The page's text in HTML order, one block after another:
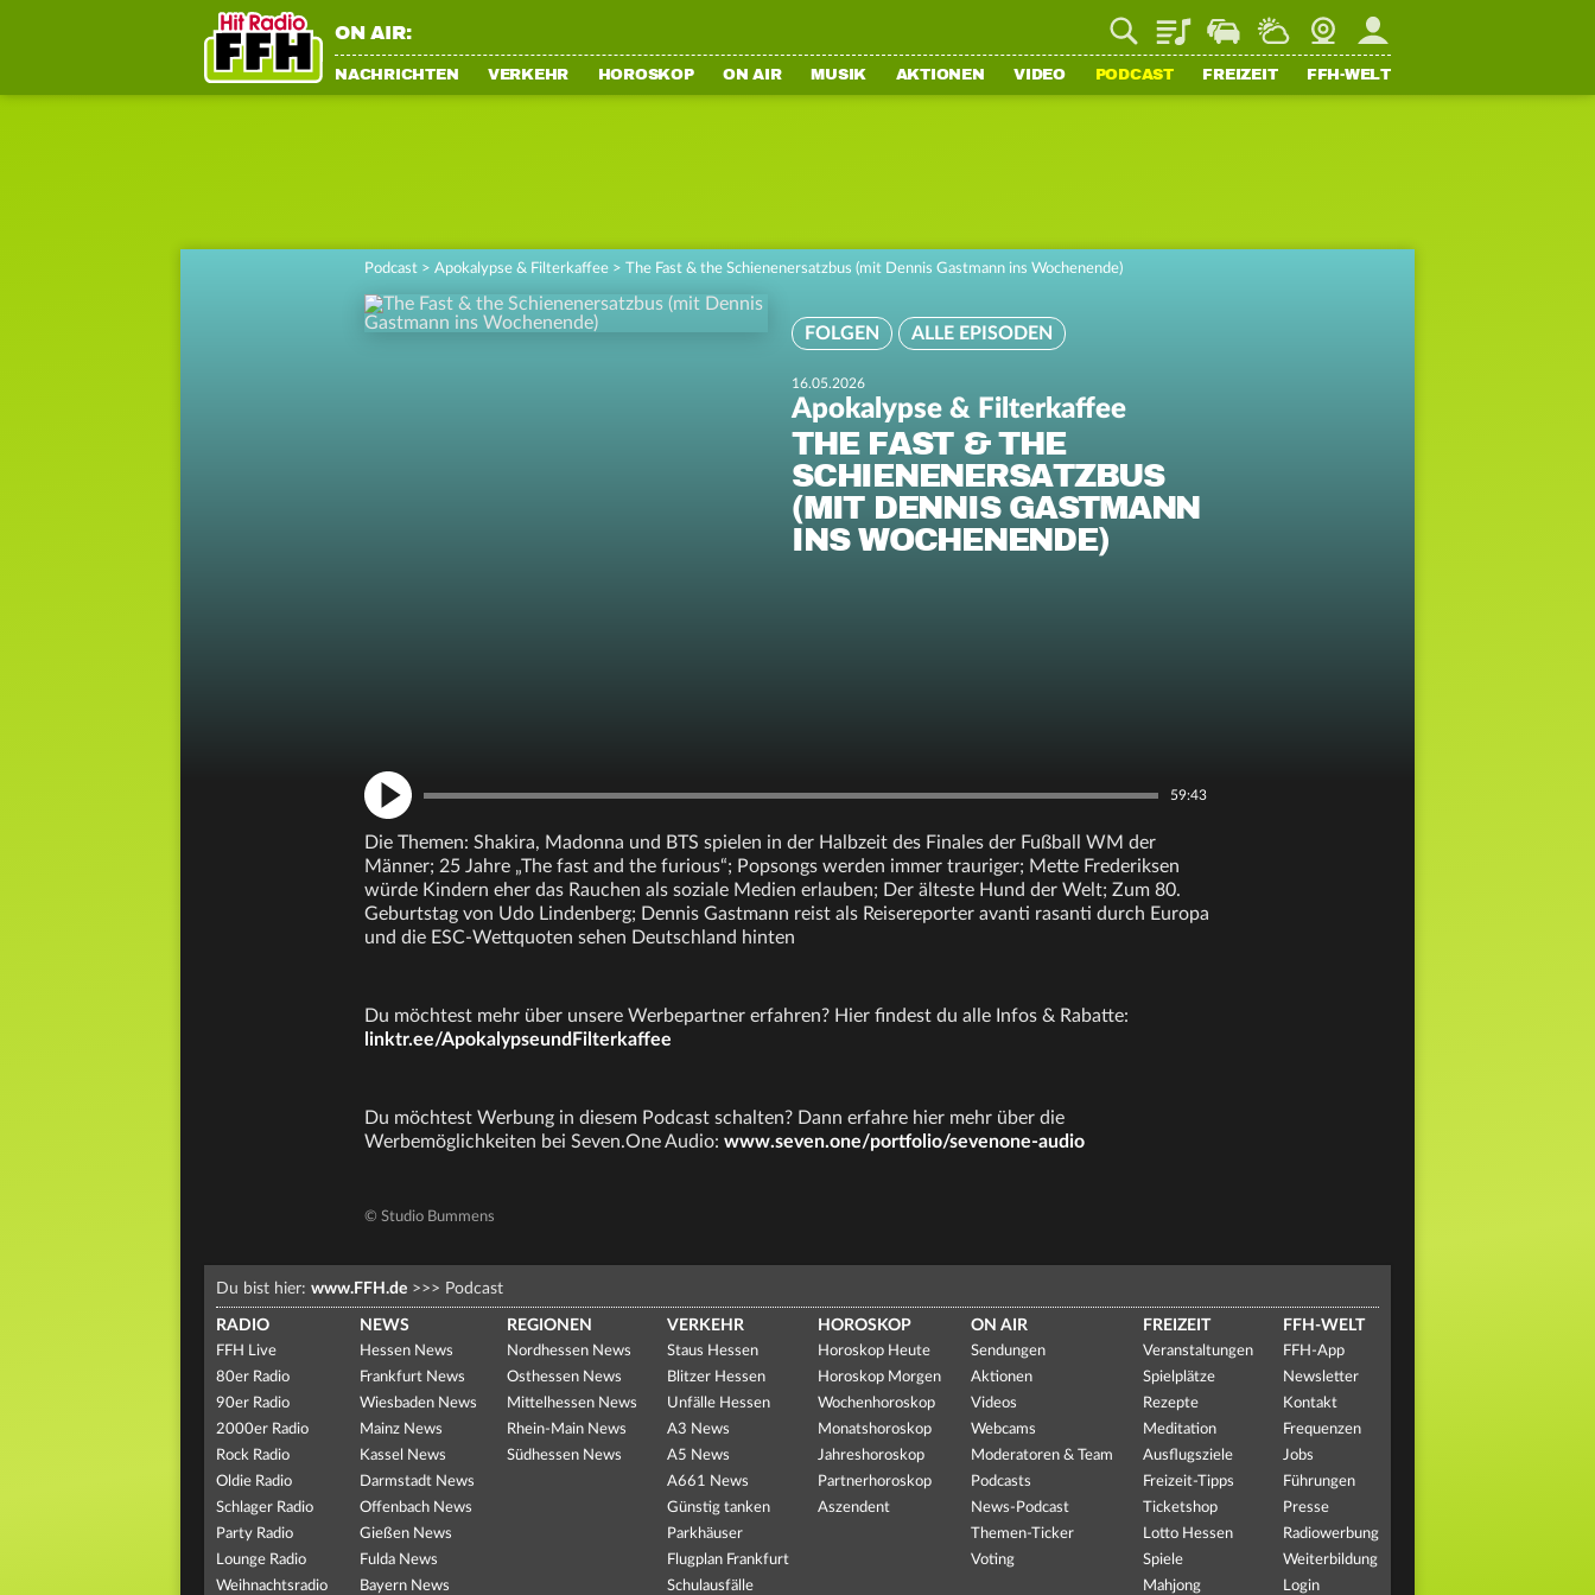
ON AIR: PlaylistStaupilotWetterWebcamMein FFH
NACHRICHTEN VERKEHR HOROSKOP ON AIR MUSIK AKTIONEN VIDEO PODCAST FREIZEIT FFH-WELT
Podcast > Apokalypse & Filterkaffee > The Fast & the Schienenersatzbus (mit Dennis Gastmann ins Wochenende)
FOLGEN ALLE EPISODEN
16.05.2026
Apokalypse & Filterkaffee
THE FAST & THE
SCHIENENERSATZBUS
(MIT DENNIS GASTMANN
INS WOCHENENDE)
59:43
Die Themen: Shakira, Madonna und BTS spielen in der Halbzeit des Finales der Fußball WM der
Männer; 25 Jahre „The fast and the furious“; Popsongs werden immer trauriger; Mette Frederiksen
würde Kindern eher das Rauchen als soziale Medien erlauben; Der älteste Hund der Welt; Zum 80.
Geburtstag von Udo Lindenberg; Dennis Gastmann reist als Reisereporter avanti rasanti durch Europa
und die ESC-Wettquoten sehen Deutschland hinten
Du möchtest mehr über unsere Werbepartner erfahren? Hier findest du alle Infos & Rabatte:
linktr.ee/ApokalypseundFilterkaffee
Du möchtest Werbung in diesem Podcast schalten? Dann erfahre hier mehr über die
Werbemöglichkeiten bei Seven.One Audio: www.seven.one/portfolio/sevenone-audio
© Studio Bummens
Du bist hier: www.FFH.de >>> Podcast
RADIO
FFH Live
80er Radio
90er Radio
2000er Radio
Rock Radio
Oldie Radio
Schlager Radio
Party Radio
Lounge Radio
Weihnachtsradio
NEWS
Hessen News
Frankfurt News
Wiesbaden News
Mainz News
Kassel News
Darmstadt News
Offenbach News
Gießen News
Fulda News
Bayern News
REGIONEN
Nordhessen News
Osthessen News
Mittelhessen News
Rhein-Main News
Südhessen News
VERKEHR
Staus Hessen
Blitzer Hessen
Unfälle Hessen
A3 News
A5 News
A661 News
Günstig tanken
Parkhäuser
Flugplan Frankfurt
Schulausfälle
HOROSKOP
Horoskop Heute
Horoskop Morgen
Wochenhoroskop
Monatshoroskop
Jahreshoroskop
Partnerhoroskop
Aszendent
ON AIR
Sendungen
Aktionen
Videos
Webcams
Moderatoren & Team
Podcasts
News-Podcast
Themen-Ticker
Voting
FREIZEIT
Veranstaltungen
Spielplätze
Rezepte
Meditation
Ausflugsziele
Freizeit-Tipps
Ticketshop
Lotto Hessen
Spiele
Mahjong
FFH-WELT
FFH-App
Newsletter
Kontakt
Frequenzen
Jobs
Führungen
Presse
Radiowerbung
Weiterbildung
Login